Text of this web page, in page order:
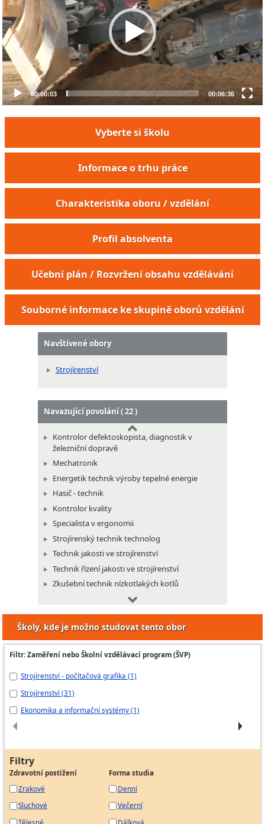
00:00:03 00:06:36
Vyberte si školu
Informace o trhu práce
Charakteristika oboru / vzdělání
Profil absolventa
Učební plán / Rozvržení obsahu vzdělávání
Souborné informace ke skupině oborů vzdělání
Navštívené obory
Strojírenství
Navazující povolání ( 22 )
Zemědělský mechanizátor
Kontrolor defektoskopista, diagnostik v
železniční dopravě
Mechatronik
Energetik technik výroby tepelné energie
Hasič - technik
Kontrolor kvality
Specialista v ergonomii
Strojírenský technik technolog
Technik jakosti ve strojírenství
Technik řízení jakosti ve strojírenství
Zkušební technik nízkotlakých kotlů
Zkušební technik přepravních nádob na plyny
Zkušební technik vyhrazených kotlů
Zkušební technik vyhrazených tlakových nádob
Dispečer strojírenské výroby
Technik kontrolor jakosti ve strojírenství
Revizní technik plynových zařízení
Revizní technik zdvihacích zařízení
Zemědělský mechanizátor
Školy, kde je možno studovat tento obor
Filtr: Zaměření nebo Školní vzdělávací program (ŠVP)
Strojírenství - počítačová grafika (1)
Strojírenství (31)
Ekonomika a informační systémy (1)
Filtry
Zdravotní postižení
Zrakové
Sluchové
Forma studia
Denní
Večerní